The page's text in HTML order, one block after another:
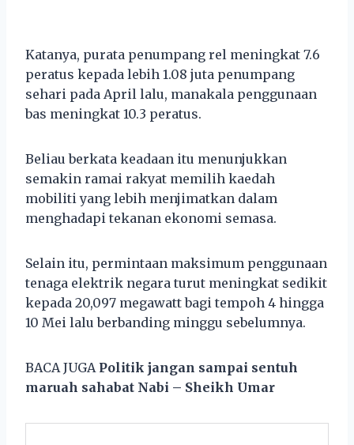
Katanya, purata penumpang rel meningkat 7.6
peratus kepada lebih 1.08 juta penumpang
sehari pada April lalu, manakala penggunaan
bas meningkat 10.3 peratus.
Beliau berkata keadaan itu menunjukkan
semakin ramai rakyat memilih kaedah
mobiliti yang lebih menjimatkan dalam
menghadapi tekanan ekonomi semasa.
Selain itu, permintaan maksimum penggunaan
tenaga elektrik negara turut meningkat sedikit
kepada 20,097 megawatt bagi tempoh 4 hingga
10 Mei lalu berbanding minggu sebelumnya.
BACA JUGA Politik jangan sampai sentuh
maruah sahabat Nabi – Sheikh Umar